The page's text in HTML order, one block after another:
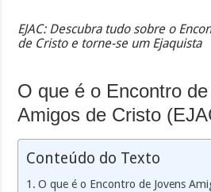
EJAC: Descubra tudo sobre o
de Cristo e torne-se um Ejaquista
O que é o Encontro
Amigos de Cristo
Conteúdo do Texto
O que é o Encontro de Jovens